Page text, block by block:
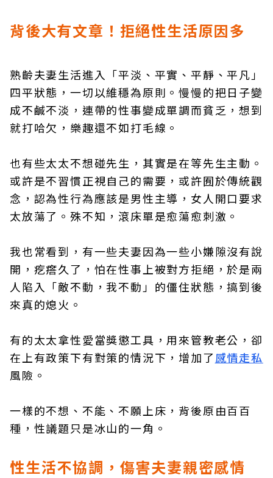
背後大有文章！拒絕性生活原因多
熟齡夫妻生活進入「平淡、平實、平靜、平凡」
四平狀態，一切以維穩為原則。慢慢的把日子變
成不鹹不淡，連帶的性事變成單調而貧乏，想到
就打哈欠，樂趣還不如打毛線。
也有些太太不想碰先生，其實是在等先生主動。
或許是不習慣正視自己的需要，或許囿於傳統觀
念，認為性行為應該是男性主導，女人開口要求
太放蕩了。殊不知，滾床單是愈蕩愈刺激。
我也常看到，有一些夫妻因為一些小嫌隙沒有說
開，疙瘩久了，怕在性事上被對方拒絕，於是兩
人陷入「敵不動，我不動」的僵住狀態，搞到後
來真的熄火。
有的太太拿性愛當獎懲工具，用來管教老公，卻
在上有政策下有對策的情況下，增加了感情走私
風險。
一樣的不想、不能、不願上床，背後原由百百
種，性議題只是冰山的一角。
性生活不協調，傷害夫妻親密感情